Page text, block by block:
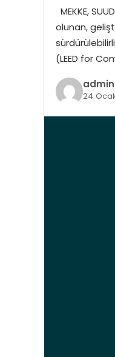
MEKKE,
olunan,
(LEED for
admin
24